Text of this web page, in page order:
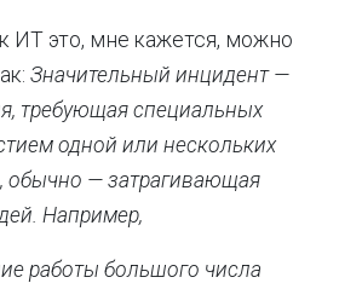
ИТ это, мне кажется, можно
Значительный инцидент —
требующая специальных
одной или нескольких
обычно — затрагивающая
Например,
работы большого числа